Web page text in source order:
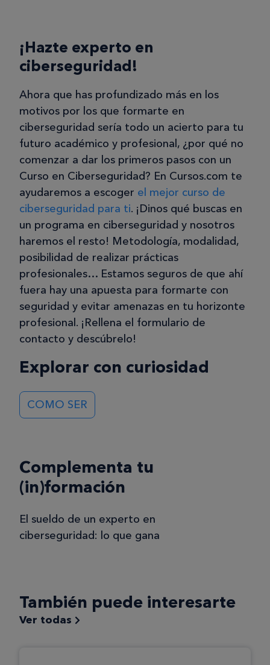
¡Hazte experto en
ciberseguridad!
Ahora que has profundizado más en los
motivos por los que formarte en
ciberseguridad sería todo un acierto para tu
futuro académico y profesional, ¿por qué no
comenzar a dar los primeros pasos con un
Curso en Ciberseguridad? En Cursos.com te
ayudaremos a escoger el mejor curso de
ciberseguridad para ti. ¡Dinos qué buscas en
un programa en ciberseguridad y nosotros
haremos el resto! Metodología, modalidad,
posibilidad de realizar prácticas
profesionales… Estamos seguros de que ahí
fuera hay una apuesta para formarte con
seguridad y evitar amenazas en tu horizonte
profesional. ¡Rellena el formulario de
contacto y descúbrelo!
Explorar con curiosidad
COMO SER
Complementa tu
(in)formación
El sueldo de un experto en
ciberseguridad: lo que gana
También puede interesarte
Ver todas